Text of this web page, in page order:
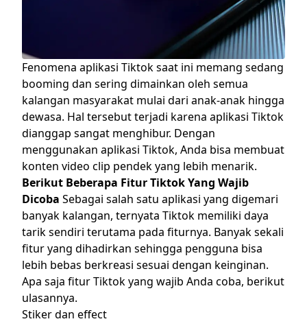
Fenomena aplikasi Tiktok saat ini memang sedang
booming dan sering dimainkan oleh semua
kalangan masyarakat mulai dari anak-anak hingga
dewasa. Hal tersebut terjadi karena aplikasi Tiktok
dianggap sangat menghibur. Dengan
menggunakan aplikasi Tiktok, Anda bisa membuat
konten video clip pendek yang lebih menarik.
Berikut Beberapa Fitur Tiktok Yang Wajib
Dicoba Sebagai salah satu aplikasi yang digemari
banyak kalangan, ternyata Tiktok memiliki daya
tarik sendiri terutama pada fiturnya. Banyak sekali
fitur yang dihadirkan sehingga pengguna bisa
lebih bebas berkreasi sesuai dengan keinginan.
Apa saja fitur Tiktok yang wajib Anda coba, berikut
ulasannya.
Stiker dan effect